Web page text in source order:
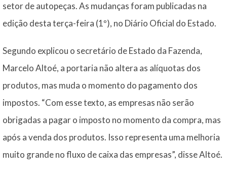
setor de autopeças. As mudanças foram publicadas na
edição desta terça-feira (1º), no Diário Oficial do Estado.
Segundo explicou o secretário de Estado da Fazenda,
Marcelo Altoé, a portaria não altera as alíquotas dos
produtos, mas muda o momento do pagamento dos
impostos. “Com esse texto, as empresas não serão
obrigadas a pagar o imposto no momento da compra, mas
após a venda dos produtos. Isso representa uma melhoria
muito grande no fluxo de caixa das empresas”, disse Altoé.